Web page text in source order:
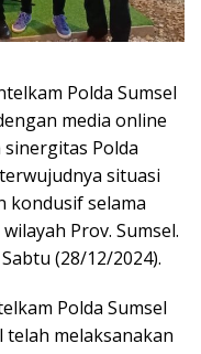
Polda Sumsel
media online
sinergitas Polda
situasi
kondusif selama
Prov. Sumsel.
(28/12/2024).
Polda Sumsel
telah melaksanakan